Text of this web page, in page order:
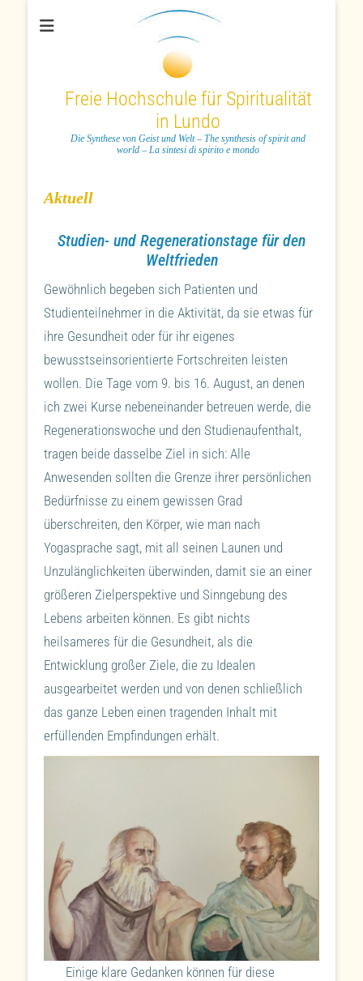
Freie Hochschule für Spiritualität
in Lundo
Die Synthese von Geist und Welt – The synthesis of spirit and
world – La sintesi di spirito e mondo
Aktuell
Studien- und Regenerationstage für den
Weltfrieden
Gewöhnlich begeben sich Patienten und
Studienteilnehmer in die Aktivität, da sie etwas für
ihre Gesundheit oder für ihr eigenes
bewusstseinsorientierte Fortschreiten leisten
wollen. Die Tage vom 9. bis 16. August, an denen
ich zwei Kurse nebeneinander betreuen werde, die
Regenerationswoche und den Studienaufenthalt,
tragen beide dasselbe Ziel in sich: Alle
Anwesenden sollten die Grenze ihrer persönlichen
Bedürfnisse zu einem gewissen Grad
überschreiten, den Körper, wie man nach
Yogasprache sagt, mit all seinen Launen und
Unzulänglichkeiten überwinden, damit sie an einer
größeren Zielperspektive und Sinngebung des
Lebens arbeiten können. Es gibt nichts
heilsameres für die Gesundheit, als die
Entwicklung großer Ziele, die zu Idealen
ausgearbeitet werden und von denen schließlich
das ganze Leben einen tragenden Inhalt mit
erfüllenden Empfindungen erhält.
Einige klare Gedanken können für diese